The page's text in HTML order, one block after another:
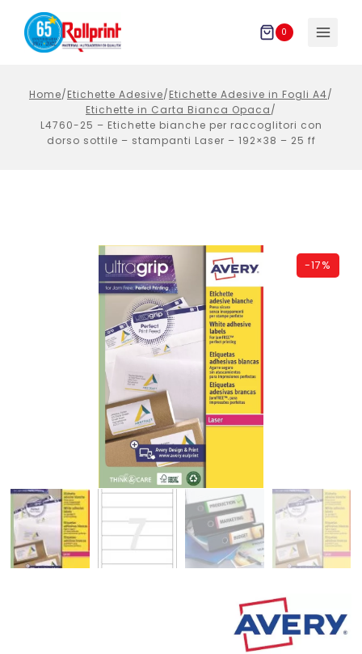
Salta
contenuto
0
Home/Etichette Adesive/Etichette Adesive in Fogli A4/
Etichette in Carta Bianca Opaca/
L4760-25 – Etichette bianche per raccoglitori con
dorso sottile – stampanti Laser – 192×38 – 25 ff
-17%